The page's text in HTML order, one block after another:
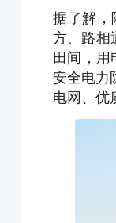
据了解，
方、路相
田间，
安全电力
电网、优